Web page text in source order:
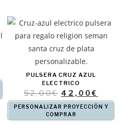
PULSERA CRUZ AZUL
ELECTRICO
52,00€ 42,00€
PERSONALIZAR PROYECCIÓN Y
COMPRAR